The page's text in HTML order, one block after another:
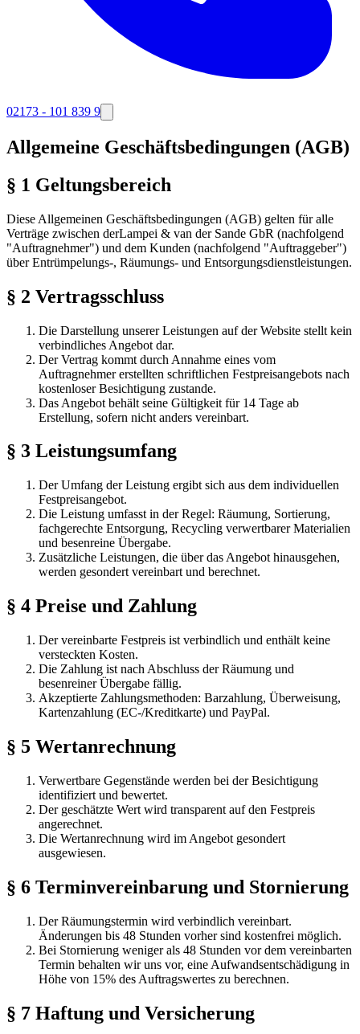
02173 - 101 839 9
Allgemeine Geschäftsbedingungen (AGB)
§ 1 Geltungsbereich
Diese Allgemeinen Geschäftsbedingungen (AGB) gelten für alle
Verträge zwischen derLampei & van der Sande GbR (nachfolgend
"Auftragnehmer") und dem Kunden (nachfolgend "Auftraggeber")
über Entrümpelungs-, Räumungs- und Entsorgungsdienstleistungen.
§ 2 Vertragsschluss
Die Darstellung unserer Leistungen auf der Website stellt kein
verbindliches Angebot dar.
Der Vertrag kommt durch Annahme eines vom
Auftragnehmer erstellten schriftlichen Festpreisangebots nach
kostenloser Besichtigung zustande.
Das Angebot behält seine Gültigkeit für 14 Tage ab
Erstellung, sofern nicht anders vereinbart.
§ 3 Leistungsumfang
Der Umfang der Leistung ergibt sich aus dem individuellen
Festpreisangebot.
Die Leistung umfasst in der Regel: Räumung, Sortierung,
fachgerechte Entsorgung, Recycling verwertbarer Materialien
und besenreine Übergabe.
Zusätzliche Leistungen, die über das Angebot hinausgehen,
werden gesondert vereinbart und berechnet.
§ 4 Preise und Zahlung
Der vereinbarte Festpreis ist verbindlich und enthält keine
versteckten Kosten.
Die Zahlung ist nach Abschluss der Räumung und
besenreiner Übergabe fällig.
Akzeptierte Zahlungsmethoden: Barzahlung, Überweisung,
Kartenzahlung (EC-/Kreditkarte) und PayPal.
§ 5 Wertanrechnung
Verwertbare Gegenstände werden bei der Besichtigung
identifiziert und bewertet.
Der geschätzte Wert wird transparent auf den Festpreis
angerechnet.
Die Wertanrechnung wird im Angebot gesondert
ausgewiesen.
§ 6 Terminvereinbarung und Stornierung
Der Räumungstermin wird verbindlich vereinbart.
Änderungen bis 48 Stunden vorher sind kostenfrei möglich.
Bei Stornierung weniger als 48 Stunden vor dem vereinbarten
Termin behalten wir uns vor, eine Aufwandsentschädigung in
Höhe von 15% des Auftragswertes zu berechnen.
§ 7 Haftung und Versicherung